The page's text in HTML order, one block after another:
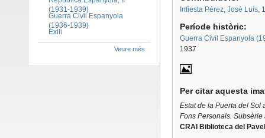
Infiesta Pérez, José Luis,
Període històric:
Guerra Civil Espanyola
1937
Per citar aquesta
Estat de la Puerta del Sol
Fons Personals. Subsèrie
CRAI Biblioteca del
(1931-1939)
Guerra Civil Espanyola
(1936-1939)
Exili
Veure més